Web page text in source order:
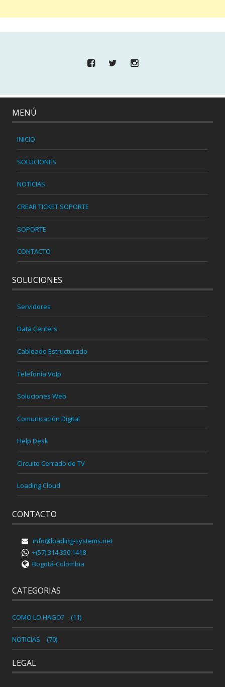
MENÚ
INICIO
SOLUCIONES
NOTICIAS
CREAR TICKET SOPORTE
SOPORTE
CONTACTO
SOLUCIONES
Servidores
Data Centers
Cableado Estructurado
Telefonía VoIp
Soluciones Web
Comunicación Digital
Help Desk
Circuito Cerrado de TV
Loading Cloud
CONTACTO
info@loading-systems.net
+(57) 314 350 1418
Bogotá-Colombia
CATEGORIAS
COMO LO HAGO? (11)
NOTICIAS (70)
LEGAL